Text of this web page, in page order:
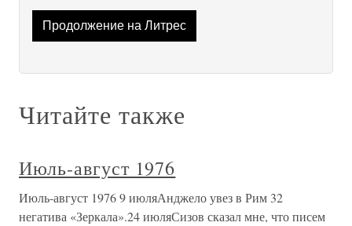
Продолжение на Литрес
Читайте также
Июль-август 1976
Июль-август 1976 9 июляАнджело увез в Рим 32
негатива «Зеркала».24 июляСизов сказал мне, что писем